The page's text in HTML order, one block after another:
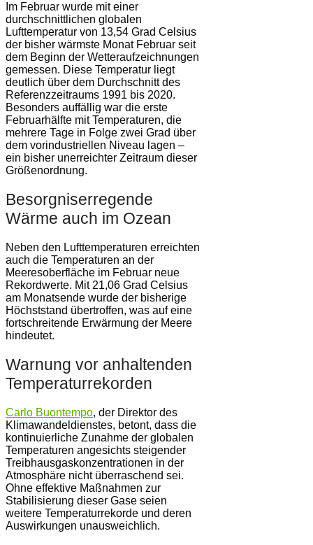
Im Februar wurde mit einer
durchschnittlichen globalen
Lufttemperatur von 13,54 Grad Celsius
der bisher wärmste Monat Februar seit
dem Beginn der Wetteraufzeichnungen
gemessen. Diese Temperatur liegt
deutlich über dem Durchschnitt des
Referenzzeitraums 1991 bis 2020.
Besonders auffällig war die erste
Februarhälfte mit Temperaturen, die
mehrere Tage in Folge zwei Grad über
dem vorindustriellen Niveau lagen –
ein bisher unerreichter Zeitraum dieser
Größenordnung.
Besorgniserregende
Wärme auch im Ozean
Neben den Lufttemperaturen erreichten
auch die Temperaturen an der
Meeresoberfläche im Februar neue
Rekordwerte. Mit 21,06 Grad Celsius
am Monatsende wurde der bisherige
Höchststand übertroffen, was auf eine
fortschreitende Erwärmung der Meere
hindeutet.
Warnung vor anhaltenden
Temperaturrekorden
Carlo Buontempo, der Direktor des
Klimawandeldienstes, betont, dass die
kontinuierliche Zunahme der globalen
Temperaturen angesichts steigender
Treibhausgaskonzentrationen in der
Atmosphäre nicht überraschend sei.
Ohne effektive Maßnahmen zur
Stabilisierung dieser Gase seien
weitere Temperaturrekorde und deren
Auswirkungen unausweichlich.